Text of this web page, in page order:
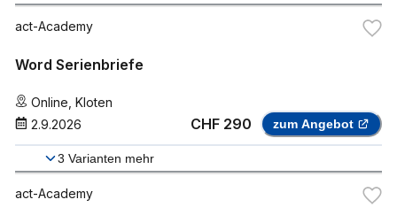
act-Academy
Word Serienbriefe
Online Kloten
2.9.2026
CHF 290 zum Angebot
3 Varianten mehr
act-Academy